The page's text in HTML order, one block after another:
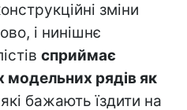
зміни
і нинішнє
сприймає
модельних рядів як
які бажають їздити на